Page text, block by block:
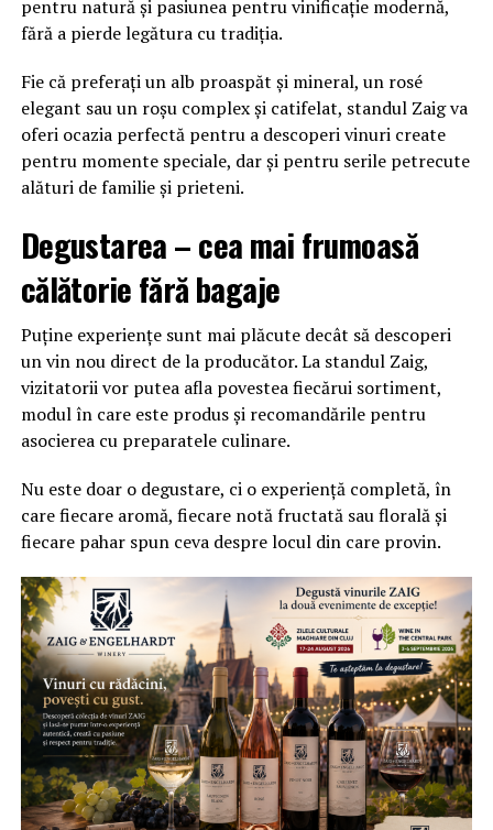
pentru natură și pasiunea pentru vinificație modernă,
fără a pierde legătura cu tradiția.
Fie că preferați un alb proaspăt și mineral, un rosé
elegant sau un roșu complex și catifelat, standul Zaig va
oferi ocazia perfectă pentru a descoperi vinuri create
pentru momente speciale, dar și pentru serile petrecute
alături de familie și prieteni.
Degustarea – cea mai frumoasă
călătorie fără bagaje
Puține experiențe sunt mai plăcute decât să descoperi
un vin nou direct de la producător. La standul Zaig,
vizitatorii vor putea afla povestea fiecărui sortiment,
modul în care este produs și recomandările pentru
asocierea cu preparatele culinare.
Nu este doar o degustare, ci o experiență completă, în
care fiecare aromă, fiecare notă fructată sau florală și
fiecare pahar spun ceva despre locul din care provin.